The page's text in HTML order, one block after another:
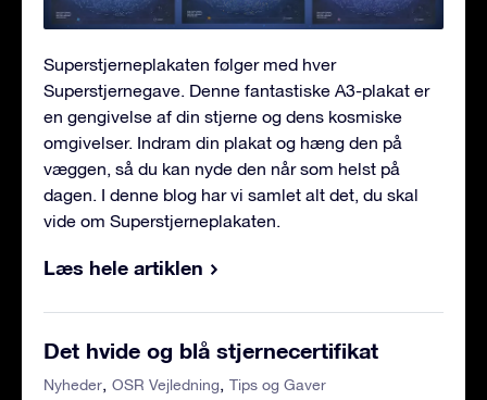
Superstjerneplakaten følger med hver
Superstjernegave. Denne fantastiske A3-plakat er
en gengivelse af din stjerne og dens kosmiske
omgivelser. Indram din plakat og hæng den på
væggen, så du kan nyde den når som helst på
dagen. I denne blog har vi samlet alt det, du skal
vide om Superstjerneplakaten.
Læs hele artiklen
Det hvide og blå stjernecertifikat
Nyheder OSR Vejledning
Tips og Gaver